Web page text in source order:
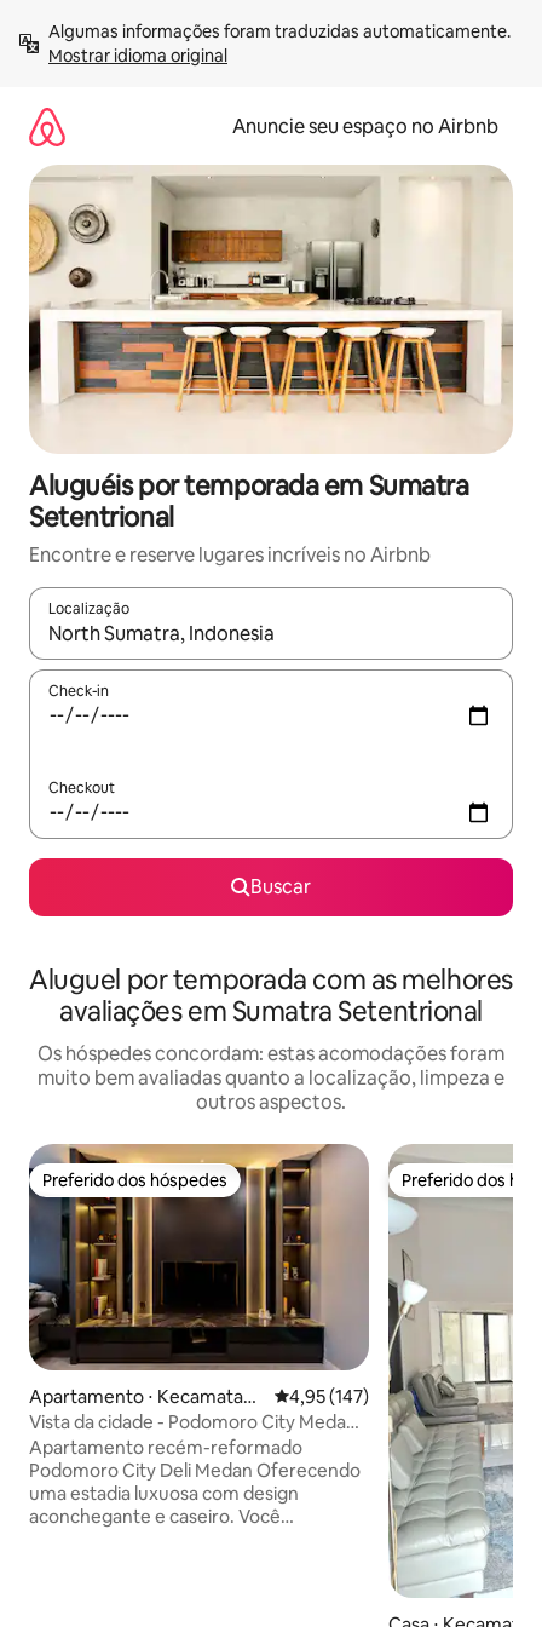
para
Mostrar idioma original
Anuncie seu espaço no Airbnb
Aluguéis por temporada em Sumatra
Setentrional
Encontre e reserve lugares incríveis no Airbnb
Localização
Quando os resultados estiverem disponíveis, explore-os
Check-in
Checkout
Buscar
Aluguel por temporada com as melhores
avaliações em Sumatra Setentrional
Os hóspedes concordam: estas acomodações foram
muito bem avaliadas quanto a localização, limpeza e
outros aspectos.
Preferido dos hóspedes
Preferido dos hóspedes
Apartamento ⋅ Kecamatan
Medan Barat
4,95 de uma avaliação média de
4,95 (147)
Vista da cidade - Podomoro City Medan -
Centro de Medan
Apartamento recém-reformado
Podomoro City Deli Medan Oferecendo
uma estadia luxuosa com design
aconchegante e caseiro. Você
Preferido dos
Preferido dos